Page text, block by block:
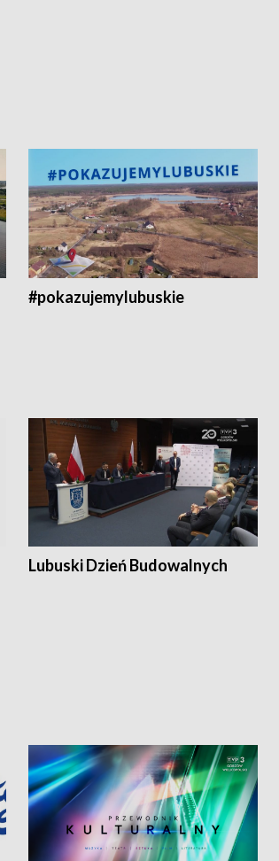
#pokazujemylubuskie
Lubuski Dzień Budowalnych